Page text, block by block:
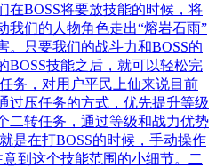
在BOSS将要放技能的时候，将
我们的人物角色走出“熔岩石雨”
。只要我们的战斗力和BOSS的
BOSS技能之后，就可以轻松完
务，对用户平民上仙来说目前
过压任务的方式，优先提升等级
二转任务，通过等级和战力优势
是在打BOSS的时候，手动操作
到这个技能范围的小细节。二